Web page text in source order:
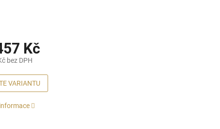
Kč
bez DPH
VARIANTU